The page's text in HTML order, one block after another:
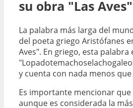
su obra "Las Aves"
La palabra más larga del
del poeta griego Aristófanes
Aves". En griego, esta
y cuenta con nada menos
Es importante mencionar que
aunque es considerada la